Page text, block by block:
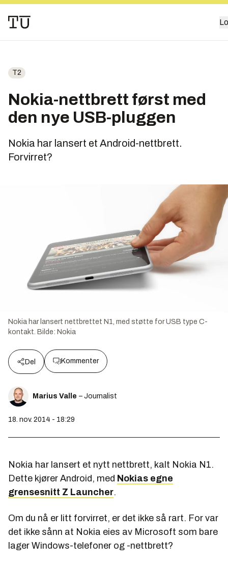
T2
Nokia-nettbrett først med
den nye USB-pluggen
Nokia har lansert et Android-nettbrett.
Forvirret?
Nokia har lansert nettbrettet N1, med støtte for USB type C-
kontakt. Bilde: Nokia
Del Kommenter
Marius Valle – Journalist
18. nov. 2014 - 18:29
Nokia har lansert et nytt nettbrett, kalt Nokia N1.
Dette kjører Android, med Nokias egne
grensesnitt Z Launcher.
Om du nå er litt forvirret, er det ikke så rart. For var
det ikke sånn at Nokia eies av Microsoft som bare
lager Windows-telefoner og -nettbrett?